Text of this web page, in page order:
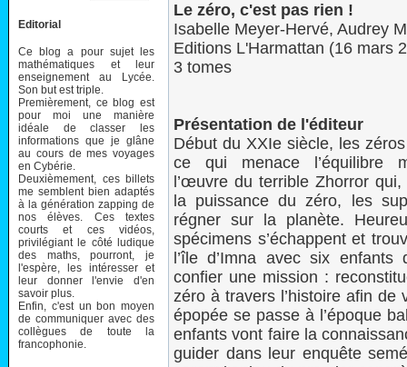
Editorial
Ce blog a pour sujet les
mathématiques et leur
enseignement au Lycée.
Son but est triple.
Premièrement, ce blog est
pour moi une manière
idéale de classer les
informations que je glâne
au cours de mes voyages
en Cybérie.
Deuxièmement, ces billets
me semblent bien adaptés
à la génération zapping de
nos élèves. Ces textes
courts et ces vidéos,
privilégiant le côté ludique
des maths, pourront, je
l'espère, les intéresser et
leur donner l'envie d'en
savoir plus.
Enfin, c'est un bon moyen
de communiquer avec des
collègues de toute la
francophonie.
Le zéro, c'est pas rien !
Isabelle Meyer-Hervé, Audrey
Editions L'Harmattan (16 mars
3 tomes
Présentation de l'éditeur
Début du XXIe siècle, les
ce qui menace l’équilibre
l’œuvre du terrible Zhorror
la puissance du zéro, les
régner sur la planète.
spécimens s’échappent et
l’île d’Imna avec six enfants
confier une mission :
zéro à travers l’histoire afin
épopée se passe à l’époque
enfants vont faire la
guider dans leur enquête